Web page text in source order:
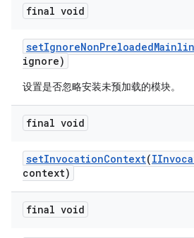
final void
setIgnoreNonPreloaded
ignore)
设置是否忽略安装未预加载的模块。
final void
setInvocationContext(
context)
final void